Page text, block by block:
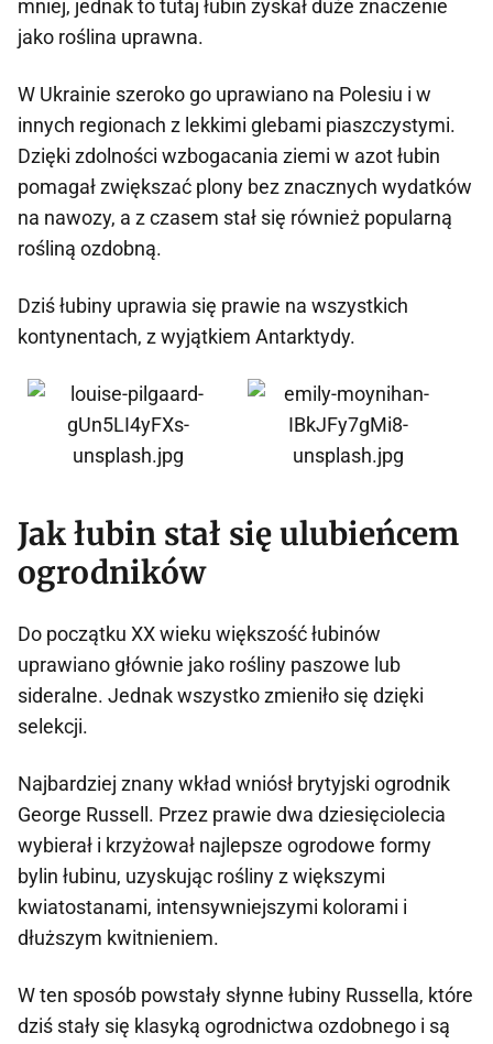
mniej, jednak to tutaj łubin zyskał duże znaczenie
jako roślina uprawna.
W Ukrainie szeroko go uprawiano na Polesiu i w
innych regionach z lekkimi glebami piaszczystymi.
Dzięki zdolności wzbogacania ziemi w azot łubin
pomagał zwiększać plony bez znacznych wydatków
na nawozy, a z czasem stał się również popularną
rośliną ozdobną.
Dziś łubiny uprawia się prawie na wszystkich
kontynentach, z wyjątkiem Antarktydy.
Jak łubin stał się ulubieńcem
ogrodników
Do początku XX wieku większość łubinów
uprawiano głównie jako rośliny paszowe lub
sideralne. Jednak wszystko zmieniło się dzięki
selekcji.
Najbardziej znany wkład wniósł brytyjski ogrodnik
George Russell. Przez prawie dwa dziesięciolecia
wybierał i krzyżował najlepsze ogrodowe formy
bylin łubinu, uzyskując rośliny z większymi
kwiatostanami, intensywniejszymi kolorami i
dłuższym kwitnieniem.
W ten sposób powstały słynne łubiny Russella, które
dziś stały się klasyką ogrodnictwa ozdobnego i są